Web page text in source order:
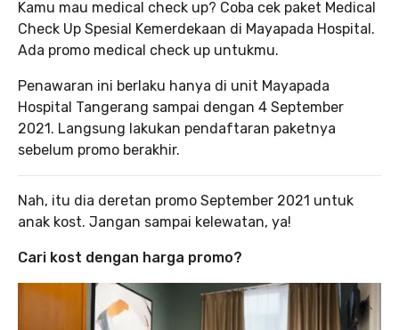
Kamu mau medical check up? Coba cek paket Medical
Check Up Spesial Kemerdekaan di Mayapada Hospital.
Ada promo medical check up untukmu.
Penawaran ini berlaku hanya di unit Mayapada
Hospital Tangerang sampai dengan 4 September
2021. Langsung lakukan pendaftaran paketnya
sebelum promo berakhir.
Nah, itu dia deretan promo September 2021 untuk
anak kost. Jangan sampai kelewatan, ya!
Cari kost dengan harga promo?